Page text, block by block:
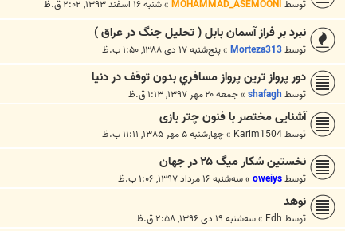
توسط MOHAMMAD_ASEMOONI
»شنبه ۱۶ اسفند ۱۳۹۳, ۲:۰۲ ق.ظ
نبرد بر فراز آسمان بابل ( تحلیل جنگ در عراق )
توسطMorteza313
»پنج‌شنبه ۱۷ دی ۱۳۸۸, ۱:۵۰ ب.ظ
دور پرواز ترين پرواز مسافري بدون توقف در دنيا
توسط shafagh
»جمعه ۲۰ مهر ۱۳۹۷, ۱:۱۳ ق.ظ
آشنایی مختصر با فنون چتر بازی
توسطKarim1504
»چهارشنبه ۵ مهر ۱۳۸۵, ۱۱:۱۱ ب.ظ
نخستین شکار میگ ۲۵ در جهان
توسطoweiys
»سه‌شنبه ۱۶ مرداد ۱۳۹۷, ۱:۰۶ ب.ظ
نوهد
توسط Fdh
»سه‌شنبه ۱۹ دی ۱۳۹۶, ۲:۵۸ ق.ظ